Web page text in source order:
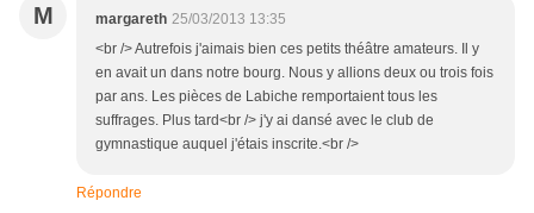
M margareth 25/03/2013 13:35
<br /> Autrefois j'aimais bien ces petits théâtre amateurs. Il y
en avait un dans notre bourg. Nous y allions deux ou trois fois
par ans. Les pièces de Labiche remportaient tous les
suffrages. Plus tard<br /> j'y ai dansé avec le club de
gymnastique auquel j'étais inscrite.<br />
Répondre